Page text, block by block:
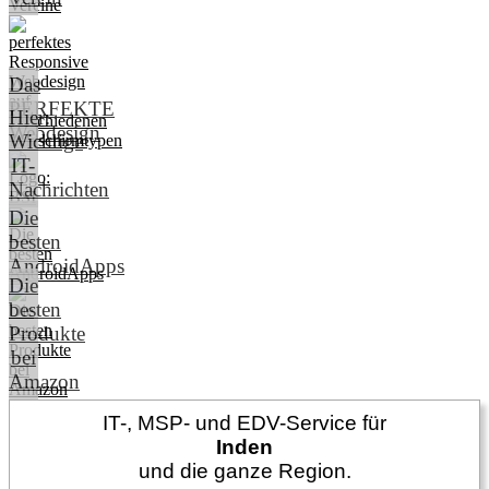
Das
PERFEKTE
Webdesign
Hier:
Wichtige
IT-
Nachrichten
Die
besten
AndroidApps
Die
besten
Produkte
bei
Amazon
IT-, MSP- und EDV-Service für
Inden
und die ganze Region.